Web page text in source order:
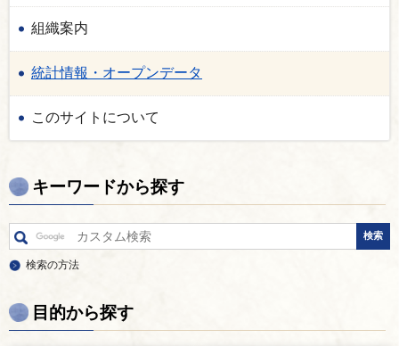
組織案内
統計情報・オープンデータ
このサイトについて
キーワードから探す
検索の方法
目的から探す